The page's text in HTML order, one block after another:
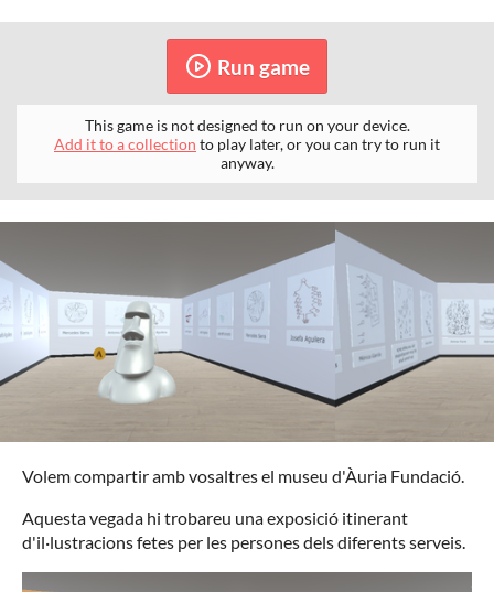
Run game
This game is not designed to run on your device.
Add it to a collection to play later, or you can try to run it
anyway.
Volem compartir amb vosaltres el museu d'Àuria Fundació.
Aquesta vegada hi trobareu una exposició itinerant
d'il·lustracions fetes per les persones dels diferents serveis.